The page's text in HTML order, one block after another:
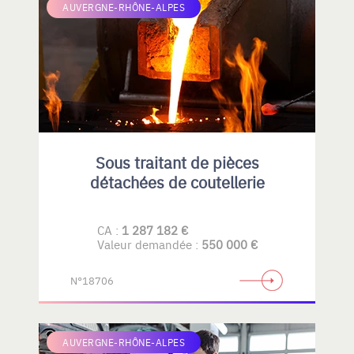
AUVERGNE-RHÔNE-ALPES
Sous traitant de pièces
détachées de coutellerie
CA : 1 287 182 €
Valeur demandée : 550 000 €
N°18706
AUVERGNE-RHÔNE-ALPES